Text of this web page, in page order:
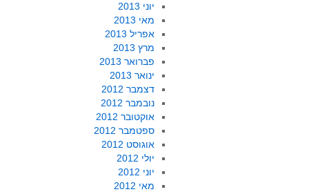
יוני 2013
מאי 2013
אפריל 2013
מרץ 2013
פברואר 2013
ינואר 2013
דצמבר 2012
נובמבר 2012
אוקטובר 2012
ספטמבר 2012
אוגוסט 2012
יולי 2012
יוני 2012
מאי 2012